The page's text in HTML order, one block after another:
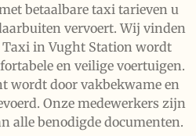
betaalbare taxi tarieven u
vervoert. Wij vinden
in Vught Station wordt
en veilige voertuigen.
wordt door vakbekwame en
Onze medewerkers zijn
alle benodigde documenten.